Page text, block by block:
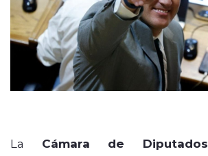
La Cámara de Diputados